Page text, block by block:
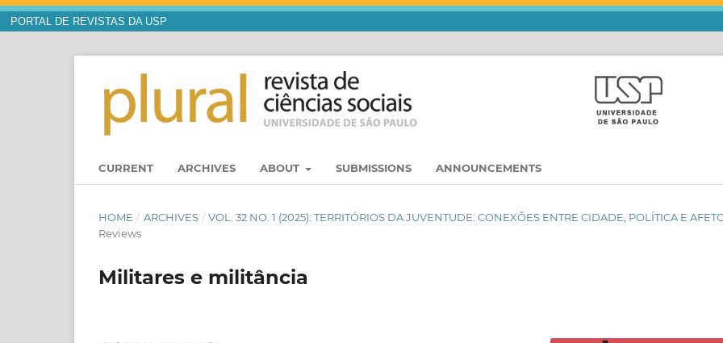
PORTAL DE REVISTAS DA USP
CURRENT ARCHIVES ABOUT SUBMISSIONS ANNOUNCEMENTS
HOME / ARCHIVES / VOL. 32 NO. 1 (2025): TERRITÓRIOS DA JUVENTUDE: CONEXÕES ENTRE CIDADE, POLÍTICA E
Reviews
Militares e militância